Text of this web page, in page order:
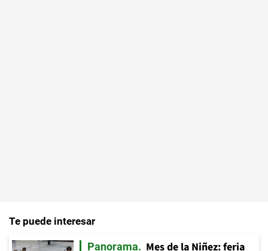
Te puede interesar
Panorama
Mes de la Niñez: feria